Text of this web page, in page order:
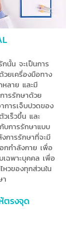
นั้น จะเป็นการ
วยเครื่องมือทาง
ลาย และมี
ารรักษาด้วย
การเจ็บปวดของ
เร็วขึ้น และ
บการรักษาแบบ
การรักษาที่จะมี
กกำลังกาย เพื่อ
ฉพาะบุคคล เพื่อ
หวของทุกส่วนใน
า
ตรงจุด